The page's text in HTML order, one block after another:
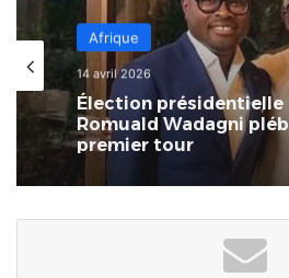
Afrique
8 mars 2026
L’Afrique au carrefour
consciences : le devoir
avec la culture du